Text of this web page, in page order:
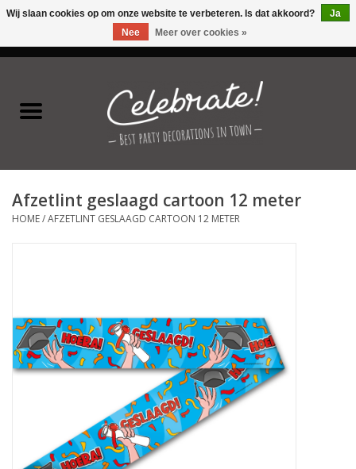
Latex ballonnen
Folie ballonnen
Verjaardag thema's
Kinderfeestjes
Schmink&beauty
Afzetlint geslaagd cartoon 12 meter
HOME/AFZETLINT GESLAAGD CARTOON 12 METER
Wij slaan cookies op om onze website te verbeteren. Is dat akkoord?
Ja
Nee
Meer over cookies »